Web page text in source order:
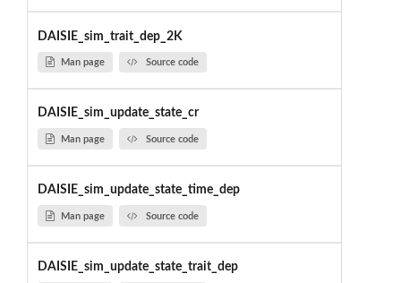
DAISIE_sim_trait_dep_2K
Man page Source code
DAISIE_sim_update_state_cr
Man page Source code
DAISIE_sim_update_state_time_dep
Man page Source code
DAISIE_sim_update_state_trait_dep